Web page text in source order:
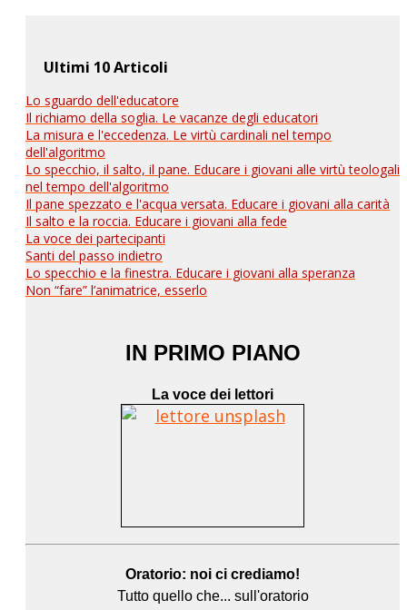
Ultimi 10 Articoli
Lo sguardo dell'educatore
Il richiamo della soglia. Le vacanze degli educatori
La misura e l'eccedenza. Le virtù cardinali nel tempo
dell'algoritmo
Lo specchio, il salto, il pane. Educare i giovani alle virtù teologali
nel tempo dell'algoritmo
Il pane spezzato e l'acqua versata. Educare i giovani alla carità
Il salto e la roccia. Educare i giovani alla fede
La voce dei partecipanti
Santi del passo indietro
Lo specchio e la finestra. Educare i giovani alla speranza
Non “fare” l’animatrice, esserlo
IN PRIMO PIANO
La voce dei lettori
Oratorio: noi ci crediamo!
Tutto quello che... sull'oratorio